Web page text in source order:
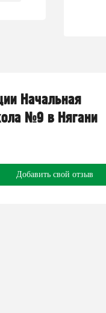
Начальная
№9 в Нягани
Добавить свой отзыв